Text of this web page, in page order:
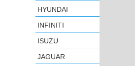
HYUNDAI
INFINITI
ISUZU
JAGUAR